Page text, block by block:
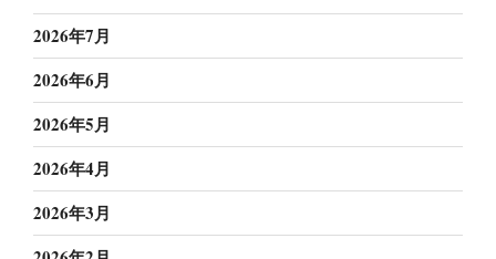
2026年7月
2026年6月
2026年5月
2026年4月
2026年3月